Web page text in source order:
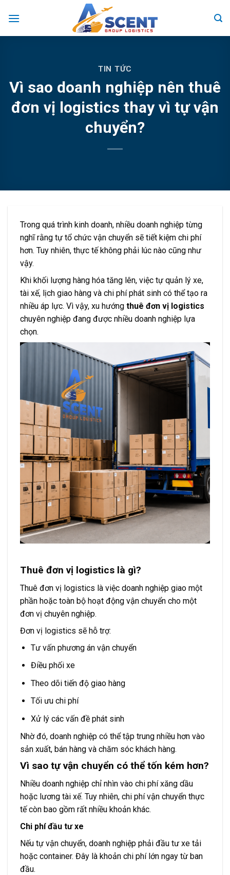
TIN TỨC
Vì sao doanh nghiệp nên thuê
đơn vị logistics thay vì tự vận
chuyển?
Trong quá trình kinh doanh, nhiều doanh nghiệp từng
nghĩ rằng tự tổ chức vận chuyển sẽ tiết kiệm chi phí
hơn. Tuy nhiên, thực tế không phải lúc nào cũng như
vậy.
Khi khối lượng hàng hóa tăng lên, việc tự quản lý xe,
tài xế, lịch giao hàng và chi phí phát sinh có thể tạo ra
nhiều áp lực. Vì vậy, xu hướng thuê đơn vị logistics
chuyên nghiệp đang được nhiều doanh nghiệp lựa
chọn.
Thuê đơn vị logistics là gì?
Thuê đơn vị logistics là việc doanh nghiệp giao một
phần hoặc toàn bộ hoạt động vận chuyển cho một
đơn vị chuyên nghiệp.
Đơn vị logistics sẽ hỗ trợ:
Tư vấn phương án vận chuyển
Điều phối xe
Theo dõi tiến độ giao hàng
Tối ưu chi phí
Xử lý các vấn đề phát sinh
Nhờ đó, doanh nghiệp có thể tập trung nhiều hơn vào
sản xuất, bán hàng và chăm sóc khách hàng.
Vì sao tự vận chuyển có thể tốn kém hơn?
Nhiều doanh nghiệp chỉ nhìn vào chi phí xăng dầu
hoặc lương tài xế. Tuy nhiên, chi phí vận chuyển thực
tế còn bao gồm rất nhiều khoản khác.
Chi phí đầu tư xe
Nếu tự vận chuyển, doanh nghiệp phải đầu tư xe tải
hoặc container. Đây là khoản chi phí lớn ngay từ ban
đầu.